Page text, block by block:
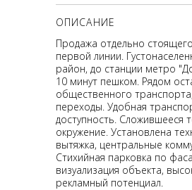
ОПИСАНИЕ
Продажа отдельно
первой линии.
район, до станции метро
10 минут пешком. Рядом
общественного
переходы. Удобная
доступность. Сложившееся
окружение. Установлена
вытяжка, центральные
Стихийная парковка по
визуализация объекта,
рекламный потенциал.